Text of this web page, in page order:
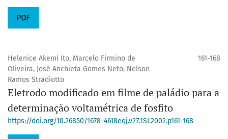
PDF
Helenice Akemi Ito, Marcelo Firmino de
Oliveira, José Anchieta Gomes Neto, Nelson
Ramos Stradiotto
161-168
Eletrodo modificado em filme de paládio para a
determinação voltamétrica de fosfito
https://doi.org/10.26850/1678-4618eqj.v27.1SI.2002.p161-168